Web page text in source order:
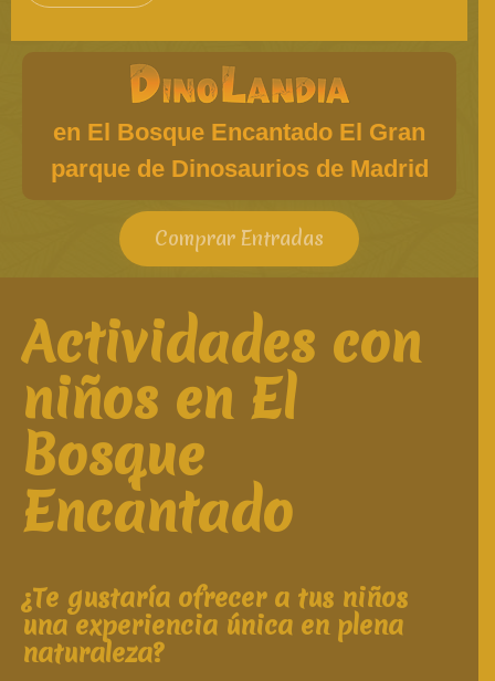
en El Bosque Encantado El Gran
parque de Dinosaurios de Madrid
Comprar Entradas
Actividades con
niños en El
Bosque
Encantado
¿Te gustaría ofrecer a tus niños
una experiencia única en plena
naturaleza?